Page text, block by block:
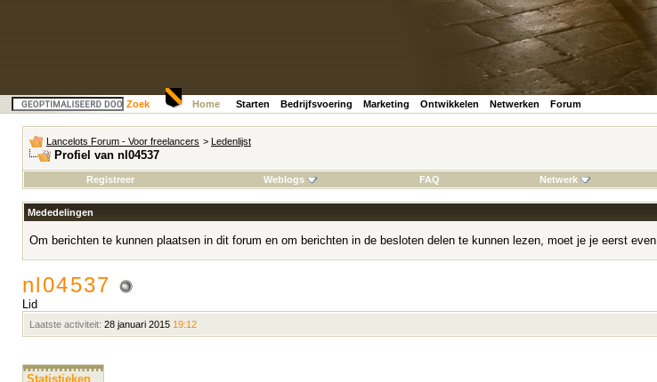
Zoek Home Starten Bedrijfsvoering Marketing Ontwikkelen Netwerken Forum
Lancelots Forum - Voor freelancers > Ledenlijst
Profiel van nl04537
Registreer
Weblogs FAQ Netwerk
Mededelingen
Om berichten te kunnen plaatsen in dit forum en om berichten in de besloten delen te kunnen lezen, moet je je eerst even
nl04537
Lid
Laatste activiteit: 28 januari 2015 19:12
Statistieken